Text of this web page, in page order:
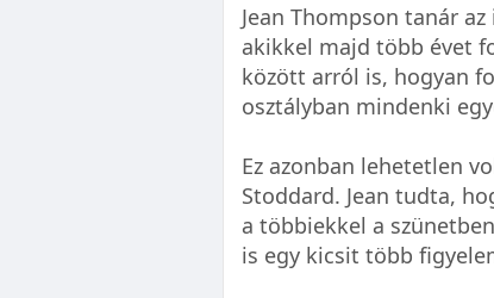
Jean Thompson tanár
akikkel majd több évet
között arról is, hogyan
osztályban mindenki
Ez azonban lehetetlen
Stoddard. Jean tudta,
a többiekkel a
is egy kicsit több